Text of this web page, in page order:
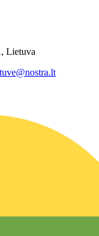
Lietuva